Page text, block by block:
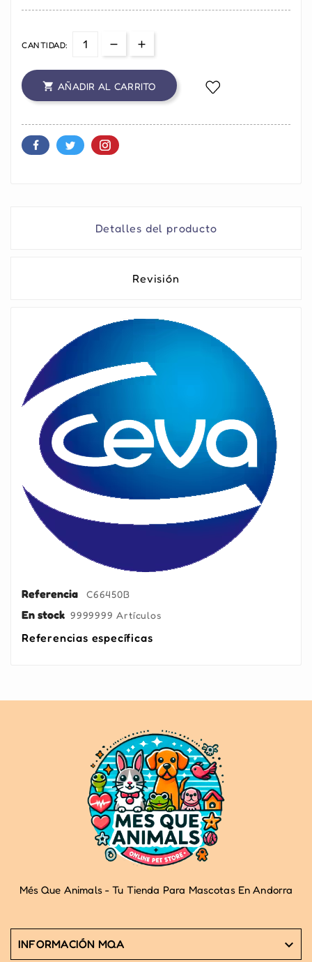
CANTIDAD:
 AÑADIR AL CARRITO
Detalles del producto
Revisión
Referencia C66450B
En stock 9999999 Artículos
Referencias específicas
Més Que Animals - Tu Tienda Para Mascotas En Andorra
INFORMACIÓN MQA 